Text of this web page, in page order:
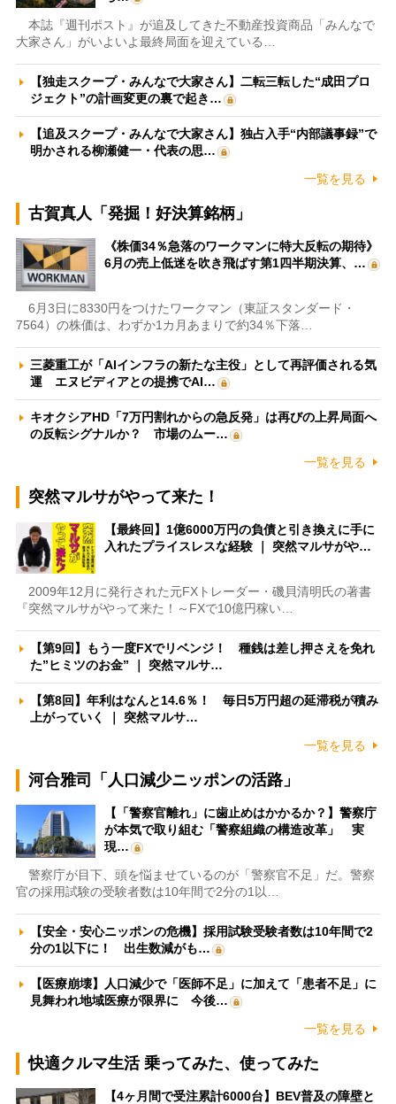
本誌『週刊ポスト』が追及してきた不動産投資商品「みんなで
大家さん」がいよいよ最終局面を迎えている…
【独走スクープ・みんなで大家さん】二転三転した“成田プロ
ジェクト”の計画変更の裏で起き…
【追及スクープ・みんなで大家さん】独占入手“内部議事録”で
明かされる柳瀬健一・代表の思…
一覧を見る
古賀真人「発掘！好決算銘柄」
《株価34％急落のワークマンに特大反転の期待》
6月の売上低迷を吹き飛ばす第1四半期決算、…
6月3日に8330円をつけたワークマン（東証スタンダード・
7564）の株価は、わずか1カ月あまりで約34％下落…
三菱重工が「AIインフラの新たな主役」として再評価される気
運 エヌビディアとの提携でAI…
キオクシアHD「7万円割れからの急反発」は再びの上昇局面へ
の反転シグナルか？ 市場のムー…
一覧を見る
突然マルサがやって来た！
【最終回】1億6000万円の負債と引き換えに手に
入れたプライスレスな経験 ｜ 突然マルサがや…
2009年12月に発行された元FXトレーダー・磯貝清明氏の著書
『突然マルサがやって来た！～FXで10億円稼い…
【第9回】もう一度FXでリベンジ！ 種銭は差し押さえを免れ
た”ヒミツのお金” ｜ 突然マルサ…
【第8回】年利はなんと14.6％！ 毎日5万円超の延滞税が積み
上がっていく ｜ 突然マルサ…
一覧を見る
河合雅司「人口減少ニッポンの活路」
【「警察官離れ」に歯止めはかかるか？】警察庁
が本気で取り組む「警察組織の構造改革」 実
現…
警察庁が目下、頭を悩ませているのが「警察官不足」だ。警察
官の採用試験の受験者数は10年間で2分の1以…
【安全・安心ニッポンの危機】採用試験受験者数は10年間で2
分の1以下に！ 出生数減がも…
【医療崩壊】人口減少で「医師不足」に加えて「患者不足」に
見舞われ地域医療が限界に 今後…
一覧を見る
快適クルマ生活 乗ってみた、使ってみた
【4ヶ月間で受注累計6000台】BEV普及の障壁と